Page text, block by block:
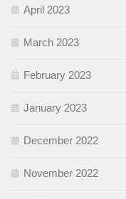
April 2023
March 2023
February 2023
January 2023
December 2022
November 2022